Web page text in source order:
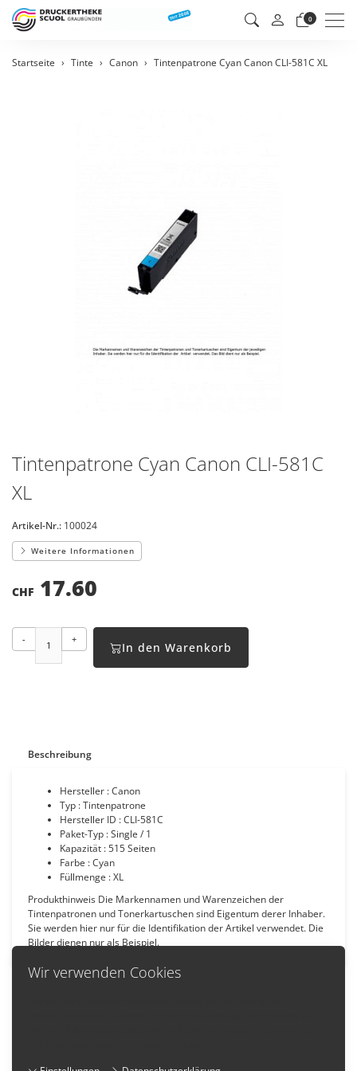
Wir verwenden Cookies
0
Startseite Tinte Canon Tintenpatrone Cyan Canon CLI-581C XL
Tintenpatrone Cyan Canon CLI-581C
XL
Artikel-Nr.: 100024
Weitere Informationen
CHF 17.60
- +
In den Warenkorb
Beschreibung
Hersteller : Canon
Typ : Tintenpatrone
Hersteller ID : CLI-581C
Paket-Typ : Single / 1
Kapazität : 515 Seiten
Farbe : Cyan
Füllmenge : XL
Produkthinweis Die Markennamen und Warenzeichen der
Tintenpatronen und Tonerkartuschen sind Eigentum derer Inhaber.
Sie werden hier nur für die Identifikation der Artikel verwendet. Die
Bilder dienen nur als Beispiel.